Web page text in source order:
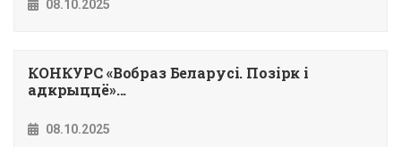
08.10.2025
КОНКУРС «Вобраз Беларусi. Позiрк i
адкрыццё»...
08.10.2025